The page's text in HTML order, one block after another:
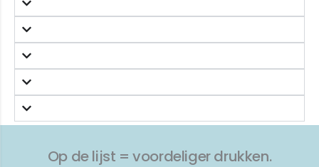
Op de lijst = voordeliger drukken.